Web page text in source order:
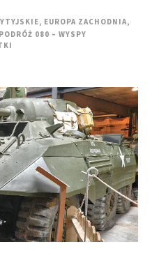
, EUROPA ZACHODNIA,
PODRÓŻ 080 – WYSPY